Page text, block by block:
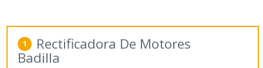
1 Rectificadora De Motores
Badilla